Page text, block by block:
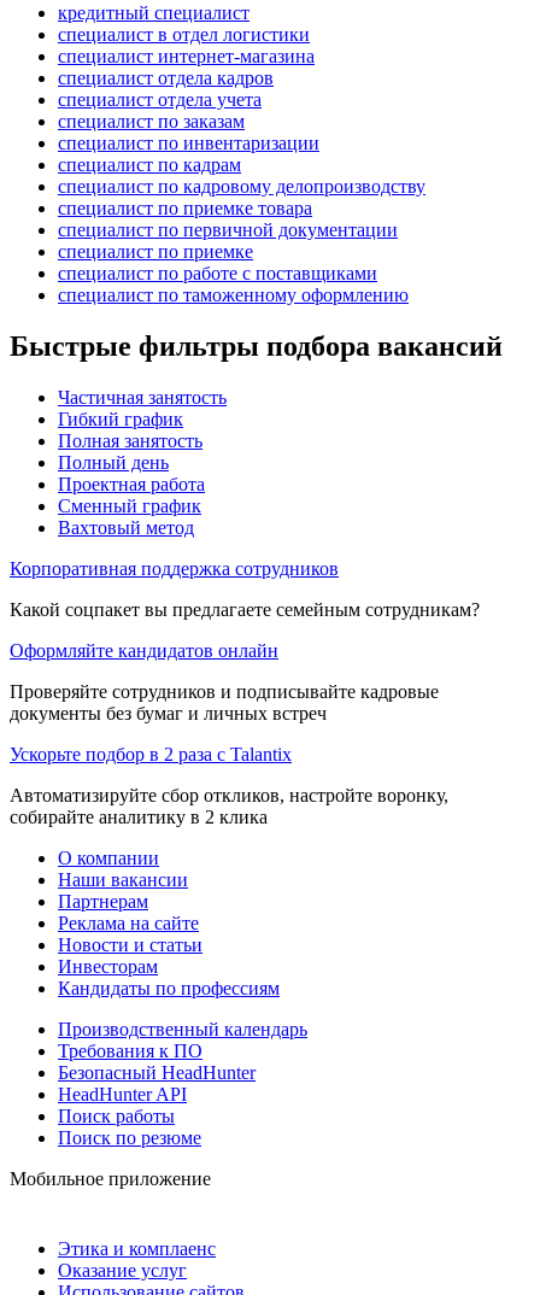
кредитный специалист
специалист в отдел логистики
специалист интернет-магазина
специалист отдела кадров
специалист отдела учета
специалист по заказам
специалист по инвентаризации
специалист по кадрам
специалист по кадровому делопроизводству
специалист по приемке товара
специалист по первичной документации
специалист по приемке
специалист по работе с поставщиками
специалист по таможенному оформлению
Быстрые фильтры подбора вакансий
Частичная занятость
Гибкий график
Полная занятость
Полный день
Проектная работа
Сменный график
Вахтовый метод
Корпоративная поддержка сотрудников
Какой соцпакет вы предлагаете семейным сотрудникам?
Оформляйте кандидатов онлайн
Проверяйте сотрудников и подписывайте кадровые
документы без бумаг и личных встреч
Ускорьте подбор в 2 раза с Talantix
Автоматизируйте сбор откликов, настройте воронку,
собирайте аналитику в 2 клика
О компании
Наши вакансии
Партнерам
Реклама на сайте
Новости и статьи
Инвесторам
Кандидаты по профессиям
Производственный календарь
Требования к ПО
Безопасный HeadHunter
HeadHunter API
Поиск работы
Поиск по резюме
Мобильное приложение
Этика и комплаенс
Оказание услуг